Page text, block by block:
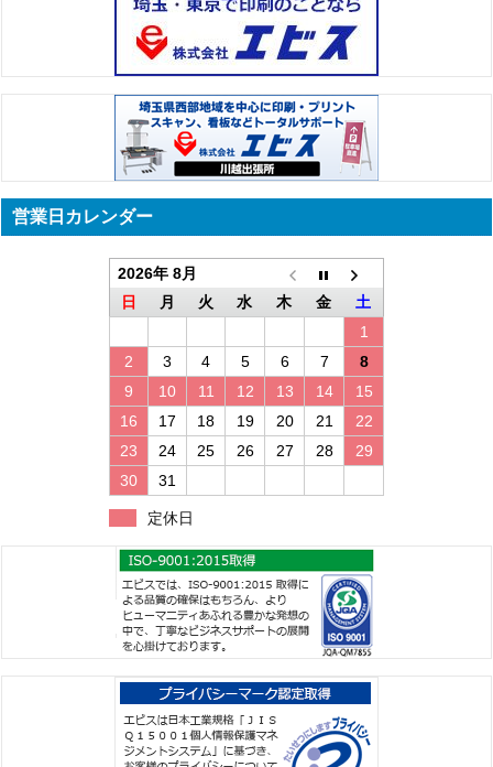
営業日カレンダー
2026年 8月
日
月 火 水 木 金
土
1
2
3 4 5 6 7
8
9
10 11 12 13 14
15
16
17 18 19 20 21
22
23
24 25 26 27 28
29
30
31
定休日